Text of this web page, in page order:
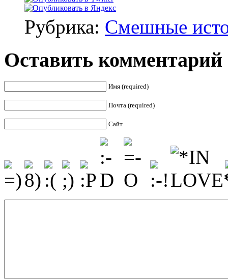
Рубрика: Смешные
Оставить комментарий
Имя (required)
Почта (required)
Сайт